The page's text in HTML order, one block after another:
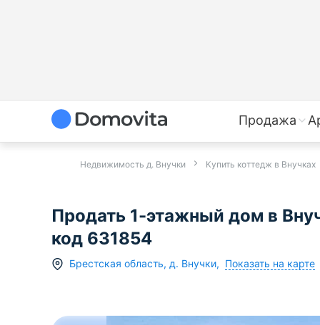
Продажа
Недвижимость д. Внучки Купить коттедж в Внучках
Продать 1-этажный дом в
код 631854
Брестская область, д. Внучки, Показать на карте